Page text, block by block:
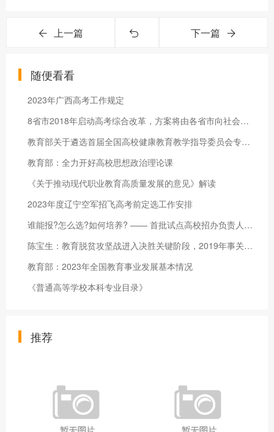
上一篇 下一篇
随便看看
2023年广西高考工作规定
8省市2018年启动高考综合改革，方案将由各省市向社会发布
教育部关于遴选首届全国高校健康教育教学指导委员会专家人选通知
教育部：全力开好高校思想政治理论课
《关于推动现代职业教育高质量发展的意见》解读
2023年度辽宁空军招飞高考前定选工作安排
谁能报?怎么选?如何培养? —— 首批试点高校招办负责人详解强基计划
陈宝生：教育脱贫攻坚战进入决胜关键阶段，2019年事关攻坚战总体
教育部：2023年全国教育事业发展基本情况
《普通高等学校本科专业目录》
推荐